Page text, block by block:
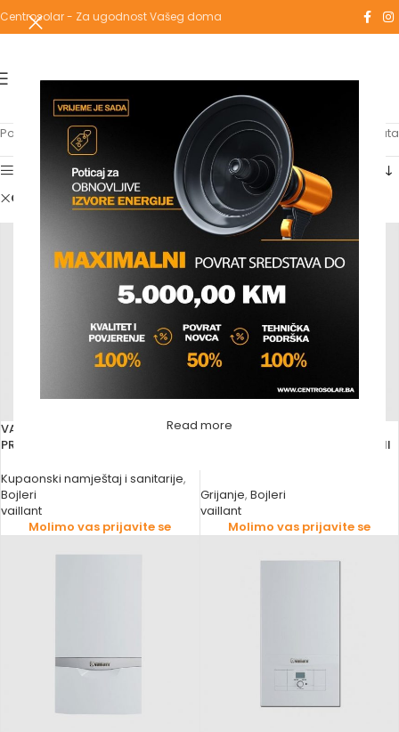
Read more
Centrosolar - Za ugodnost Vašeg doma
Početna Shop Prikaz 1–12 od 28 rezultata
Show sidebar
Clear filters vaillant
VAILLANT BOJLER ELEKTRIČNI
PROTOČNI VED VED E
Kupaonski namještaj i sanitarije,
Bojleri
vaillant
Molimo vas prijavite se
VAILLANT BOJLER
KONDENZACIJSKI KOMBINOVANI
Grijanje, Bojleri
vaillant
Molimo vas prijavite se